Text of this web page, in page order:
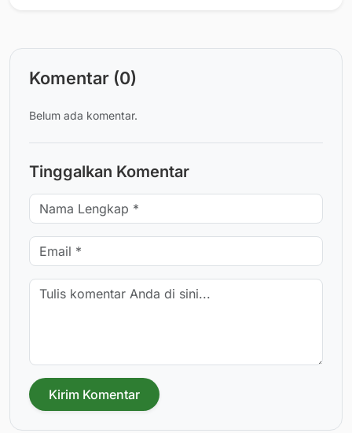
Komentar (0)
Belum ada komentar.
Tinggalkan Komentar
Kirim Komentar